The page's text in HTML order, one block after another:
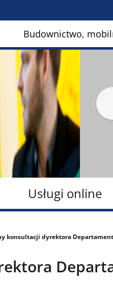
Budownictwo,
Usługi online
konsultacji dyrektora